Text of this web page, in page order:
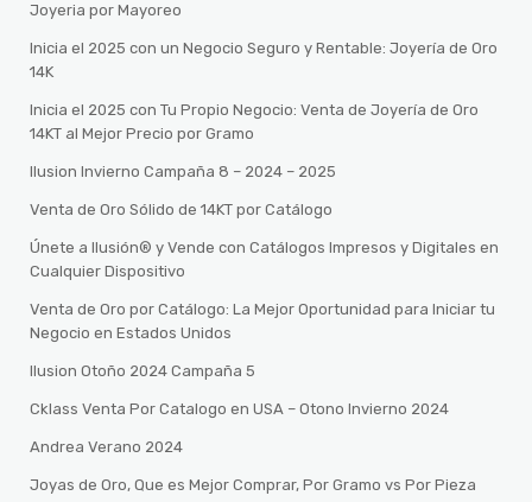
Joyeria por Mayoreo
Inicia el 2025 con un Negocio Seguro y Rentable: Joyería de Oro
14K
Inicia el 2025 con Tu Propio Negocio: Venta de Joyería de Oro
14KT al Mejor Precio por Gramo
Ilusion Invierno Campaña 8 – 2024 – 2025
Venta de Oro Sólido de 14KT por Catálogo
Únete a Ilusión® y Vende con Catálogos Impresos y Digitales en
Cualquier Dispositivo
Venta de Oro por Catálogo: La Mejor Oportunidad para Iniciar tu
Negocio en Estados Unidos
Ilusion Otoño 2024 Campaña 5
Cklass Venta Por Catalogo en USA – Otono Invierno 2024
Andrea Verano 2024
Joyas de Oro, Que es Mejor Comprar, Por Gramo vs Por Pieza